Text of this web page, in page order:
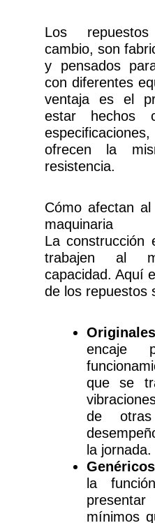
Los
cambio, son
y pensados
con diferentes
ventaja es el
estar hechos
ofrecen la
resistencia.
Cómo afectan
maquinaria
La construcción
trabajen al
capacidad. Aquí
de los repuestos
Originales
encaje
que se
de
la jornada.
Genéricos
la
mínimos